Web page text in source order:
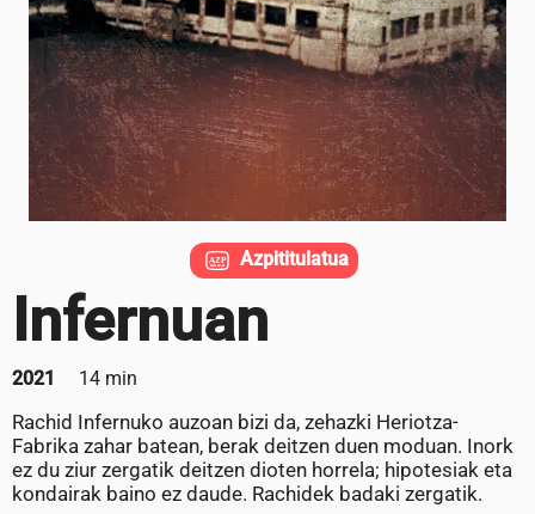
Infernuan
2021 14 min
Rachid Infernuko auzoan bizi da, zehazki Heriotza-
Fabrika zahar batean, berak deitzen duen moduan. Inork
ez du ziur zergatik deitzen dioten horrela; hipotesiak eta
kondairak baino ez daude. Rachidek badaki zergatik.
Azpititulatua